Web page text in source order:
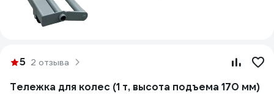
5 2 отзыва
Тележка для колес (1 т, высота подъема 170 мм)